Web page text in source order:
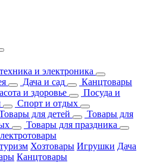
и электроника
Дача и сад
Канцтовары
и здоровье
Посуда и
Спорт и отдых
для детей
Товары для
Товары для праздника
Хозтовары Игрушки Дача
Канцтовары